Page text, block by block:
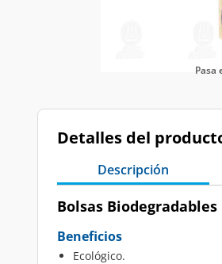
Pasa
Detalles del
Descripción
Bolsas
Beneficios
Ecológico.